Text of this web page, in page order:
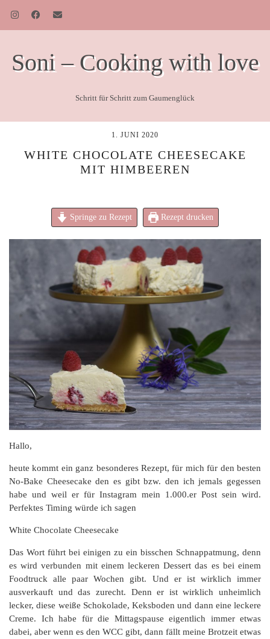
Soni – Cooking with love
Schritt für Schritt zum Gaumenglück
1. JUNI 2020
WHITE CHOCOLATE CHEESECAKE
MIT HIMBEEREN
Springe zu Rezept Rezept drucken
Hallo,
heute kommt ein ganz besonderes Rezept, für mich für den besten
No-Bake Cheesecake den es gibt bzw. den ich jemals gegessen
habe und weil er für Instagram mein 1.000.er Post sein wird.
Perfektes Timing würde ich sagen
White Chocolate Cheesecake
Das Wort führt bei einigen zu ein bisschen Schnappatmung, denn
es wird verbunden mit einem leckeren Dessert das es bei einem
Foodtruck alle paar Wochen gibt. Und er ist wirklich immer
ausverkauft und das zurecht. Denn er ist wirklich unheimlich
lecker, diese weiße Schokolade, Keksboden und dann eine leckere
Creme. Ich habe für die Mittagspause eigentlich immer etwas
dabei, aber wenn es den WCC gibt, dann fällt meine Brotzeit etwas